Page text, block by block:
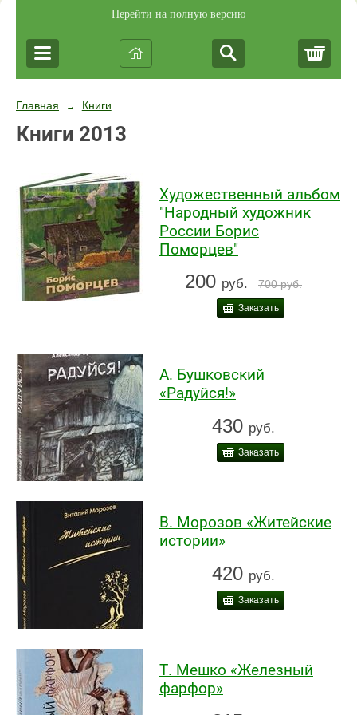
Перейти на полную версию
Главная → Книги
Книги 2013
Художественный альбом
"Народный художник
России Борис
Поморцев"
200 руб. 700руб.
Заказать
А. Бушковский
«Радуйся!»
430 руб.
Заказать
В. Морозов «Житейские
истории»
420 руб.
Заказать
Т. Мешко «Железный
фарфор»